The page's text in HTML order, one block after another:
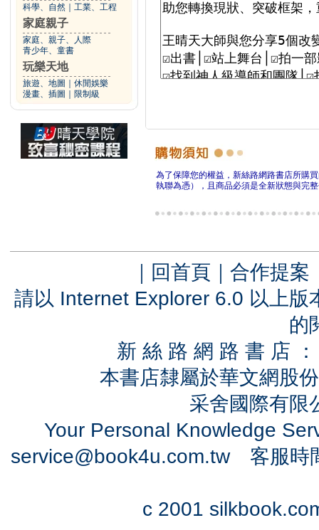
科學、自然 工業、工程
家庭親子
家庭、親子、人際
青少年、童書
玩樂天地
旅遊、地圖
休閒娛樂
漫畫、插圖
限制級
為了保障您的權益，新絲路網路書店所購
執聯為憑），且商品必須是全新狀態與完
｜ 回首頁 ｜ 合作提案
請以 Internet Explorer 6.0 以上
的
新 絲 路 網 路 書 店
本書店隸屬於華文網股
采舍國際有
Your Personal Knowledge
service@book4u.com.tw客服時
c 2001